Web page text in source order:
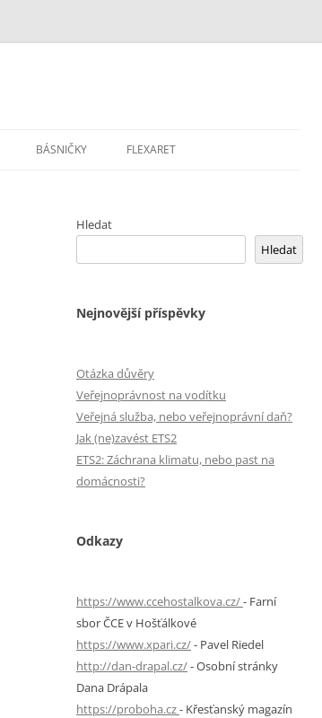
BÁSNIČKY FLEXARET
Hledat
Hledat
Nejnovější příspěvky
Otázka důvěry
Veřejnoprávnost na vodítku
Veřejná služba, nebo veřejnoprávní daň?
Jak (ne)zavést ETS2
ETS2: Záchrana klimatu, nebo past na
domácnosti?
Odkazy
https://www.ccehostalkova.cz/- Farní
sbor ČCE v Hošťálkové
https://www.xpari.cz/- Pavel Riedel
http://dan-drapal.cz/- Osobní stránky
Dana Drápala
https://proboha.cz- Křesťanský magazín